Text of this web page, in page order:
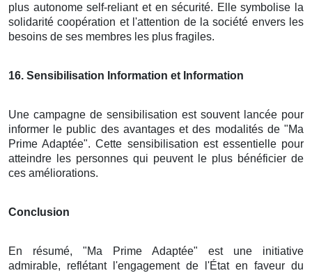
plus autonome self-reliant et en sécurité. Elle symbolise la
solidarité coopération et l'attention de la société envers les
besoins de ses membres les plus fragiles.
16. Sensibilisation Information et Information
Une campagne de sensibilisation est souvent lancée pour
informer le public des avantages et des modalités de "Ma
Prime Adaptée". Cette sensibilisation est essentielle pour
atteindre les personnes qui peuvent le plus bénéficier de
ces améliorations.
Conclusion
En résumé, "Ma Prime Adaptée" est une initiative
admirable, reflétant l'engagement de l'État en faveur du